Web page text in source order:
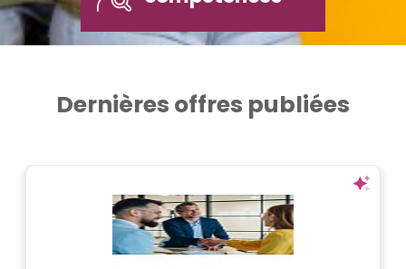
Dernières offres publiées